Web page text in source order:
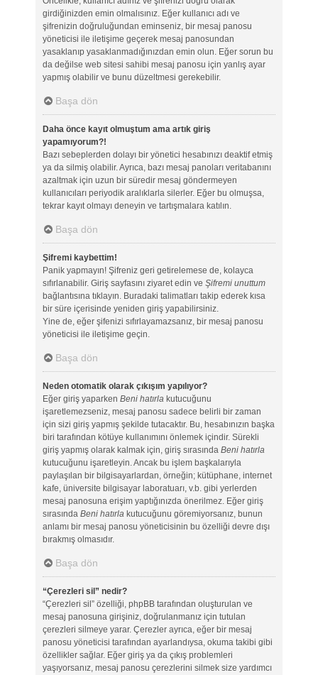
girdiğinizden emin olmalısınız. Eğer kullanıcı adı ve
şifrenizin doğruluğundan eminseniz, bir mesaj panosu
yöneticisi ile iletişime geçerek mesaj panosundan
yasaklanıp yasaklanmadığınızdan emin olun. Eğer sorun bu
da değilse web sitesi sahibi mesaj panosu için yanlış ayar
yapmış olabilir ve bunu düzeltmesi gerekebilir.
Başa dön
Daha önce kayıt olmuştum ama artık giriş
yapamıyorum?!
Bazı sebeplerden dolayı bir yönetici hesabınızı deaktif etmiş
ya da silmiş olabilir. Ayrıca, bazı mesaj panoları veritabanını
azaltmak için uzun bir süredir mesaj göndermeyen
kullanıcıları periyodik aralıklarla silerler. Eğer bu olmuşsa,
tekrar kayıt olmayı deneyin ve tartışmalara katılın.
Başa dön
Şifremi kaybettim!
Panik yapmayın! Şifreniz geri getirelemese de, kolayca
sıfırlanabilir. Giriş sayfasını ziyaret edin ve Şifremi unuttum
bağlantısına tıklayın. Buradaki talimatları takip ederek kısa
bir süre içerisinde yeniden giriş yapabilirsiniz.
Yine de, eğer şifenizi sıfırlayamazsanız, bir mesaj panosu
yöneticisi ile iletişime geçin.
Başa dön
Neden otomatik olarak çıkışım yapılıyor?
Eğer giriş yaparken Beni hatırlakutucuğunu
işaretlemezseniz, mesaj panosu sadece belirli bir zaman
için sizi giriş yapmış şekilde tutacaktır. Bu, hesabınızın başka
biri tarafından kötüye kullanımını önlemek içindir. Sürekli
giriş yapmış olarak kalmak için, giriş sırasında Beni hatırla
kutucuğunu işaretleyin. Ancak bu işlem başkalarıyla
paylaşılan bir bilgisayarlardan, örneğin; kütüphane, internet
kafe, üniversite bilgisayar laboratuarı, v.b. gibi yerlerden
mesaj panosuna erişim yaptığınızda önerilmez. Eğer giriş
sırasında Beni hatırlakutucuğunu göremiyorsanız, bunun
anlamı bir mesaj panosu yöneticisinin bu özelliği devre dışı
bırakmış olmasıdır.
Başa dön
“Çerezleri sil” nedir?
“Çerezleri sil” özelliği, phpBB tarafından oluşturulan ve
mesaj panosuna girişiniz, doğrulanmanız için tutulan
çerezleri silmeye yarar. Çerezler ayrıca, eğer bir mesaj
panosu yöneticisi tarafından ayarlandıysa, okuma takibi gibi
özellikler sağlar. Eğer giriş ya da çıkış problemleri
yaşıyorsanız, mesaj panosu çerezlerini silmek size yardımcı